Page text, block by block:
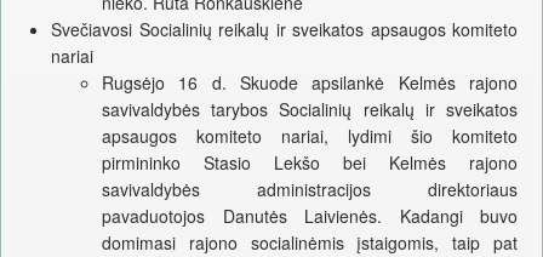
Svečiavosi Socialinių reikalų ir sveikatos apsaugos komiteto
nariai
Rugsėjo 16 d. Skuode apsilankė Kelmės rajono
savivaldybės tarybos Socialinių reikalų ir sveikatos
apsaugos komiteto nariai, lydimi šio komiteto
pirmininko Stasio Lekšo bei Kelmės rajono
savivaldybės administracijos direktoriaus
pavaduotojos Danutės Laivienės. Kadangi buvo
domimasi rajono socialinėmis įstaigomis, taip pat